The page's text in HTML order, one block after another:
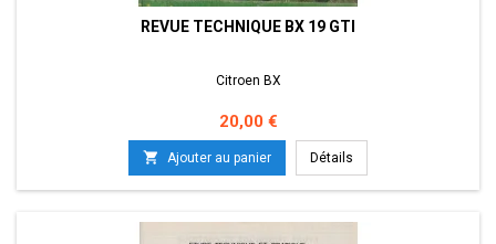
REVUE TECHNIQUE BX 19 GTI
Citroen BX
Prix
20,00 €
 Ajouter au panier Détails